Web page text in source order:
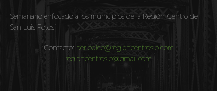
Semanario enfocado a los municipios de la Región Centro de
San Luis Potosí
Contacto: periodico@regioncentroslp.com
regioncentroslp@gmail.com